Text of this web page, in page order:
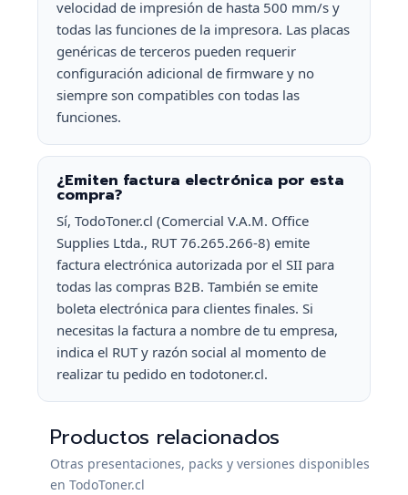
velocidad de impresión de hasta 500 mm/s y
todas las funciones de la impresora. Las placas
genéricas de terceros pueden requerir
configuración adicional de firmware y no
siempre son compatibles con todas las
funciones.
¿Emiten factura electrónica por esta
compra?
Sí, TodoToner.cl (Comercial V.A.M. Office
Supplies Ltda., RUT 76.265.266-8) emite
factura electrónica autorizada por el SII para
todas las compras B2B. También se emite
boleta electrónica para clientes finales. Si
necesitas la factura a nombre de tu empresa,
indica el RUT y razón social al momento de
realizar tu pedido en todotoner.cl.
Productos relacionados
Otras presentaciones, packs y versiones disponibles
en TodoToner.cl